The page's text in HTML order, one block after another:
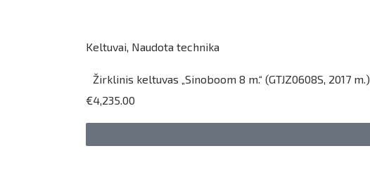
Keltuvai Naudota technika
Žirklinis keltuvas „Sinoboom 8 m.“ (GTJZ0608S, 2017 m.)
€4,235.00